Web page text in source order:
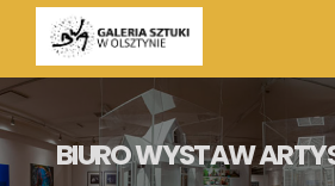
BIURO WYSTAW